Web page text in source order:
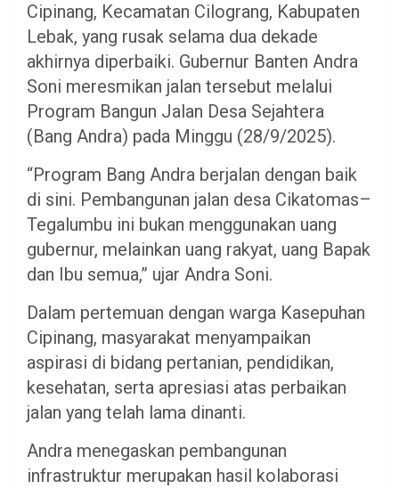
Cipinang, Kecamatan Cilograng, Kabupaten
Lebak, yang rusak selama dua dekade
akhirnya diperbaiki. Gubernur Banten Andra
Soni meresmikan jalan tersebut melalui
Program Bangun Jalan Desa Sejahtera
(Bang Andra) pada Minggu (28/9/2025).
“Program Bang Andra berjalan dengan baik
di sini. Pembangunan jalan desa Cikatomas–
Tegalumbu ini bukan menggunakan uang
gubernur, melainkan uang rakyat, uang Bapak
dan Ibu semua,” ujar Andra Soni.
Dalam pertemuan dengan warga Kasepuhan
Cipinang, masyarakat menyampaikan
aspirasi di bidang pertanian, pendidikan,
kesehatan, serta apresiasi atas perbaikan
jalan yang telah lama dinanti.
Andra menegaskan pembangunan
infrastruktur merupakan hasil kolaborasi